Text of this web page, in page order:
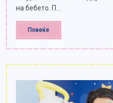
на бебето. П...
Повеќе